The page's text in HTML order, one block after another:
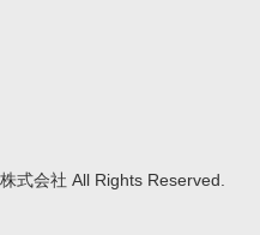
式会社 All Rights Reserved.